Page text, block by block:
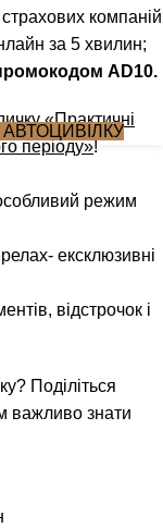
за 5 хвилин;
AD10.
«Практичні
періоду»!
режим
ексклюзивні
відстрочок і
Поділіться
важливо знати